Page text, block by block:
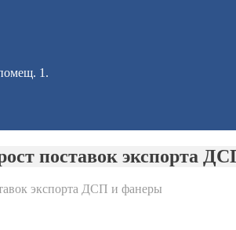
1.
поставок экспорта
экспорта ДСП и фанеры